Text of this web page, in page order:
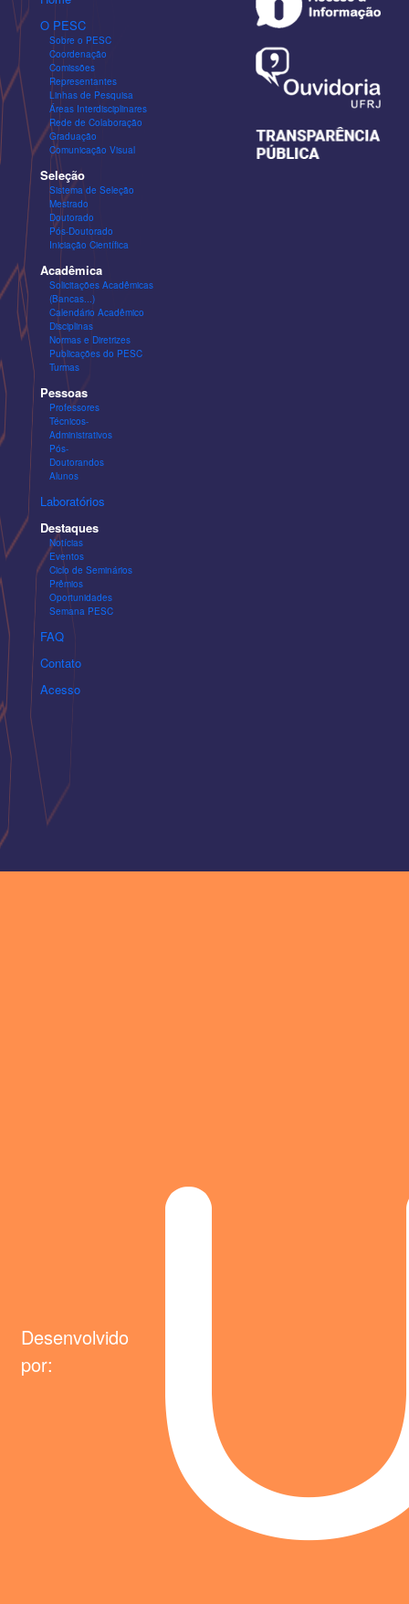
O PESC
Sobre o PESC
Coordenação
Comissões
Representantes
Linhas de Pesquisa
Áreas Interdisciplinares
Rede de Colaboração
Graduação
Comunicação Visual
Seleção
Sistema de Seleção
Mestrado
Doutorado
Pós-Doutorado
Iniciação Científica
Acadêmica
Solicitações Acadêmicas
(Bancas...)
Calendário Acadêmico
Disciplinas
Normas e Diretrizes
Publicações do PESC
Turmas
Pessoas
Professores
Técnicos-
Administrativos
Pós-
Doutorandos
Alunos
Laboratórios
Destaques
Notícias
Eventos
Ciclo de Seminários
Prêmios
Oportunidades
Semana PESC
FAQ
Contato
Acesso
Desenvolvido
por: